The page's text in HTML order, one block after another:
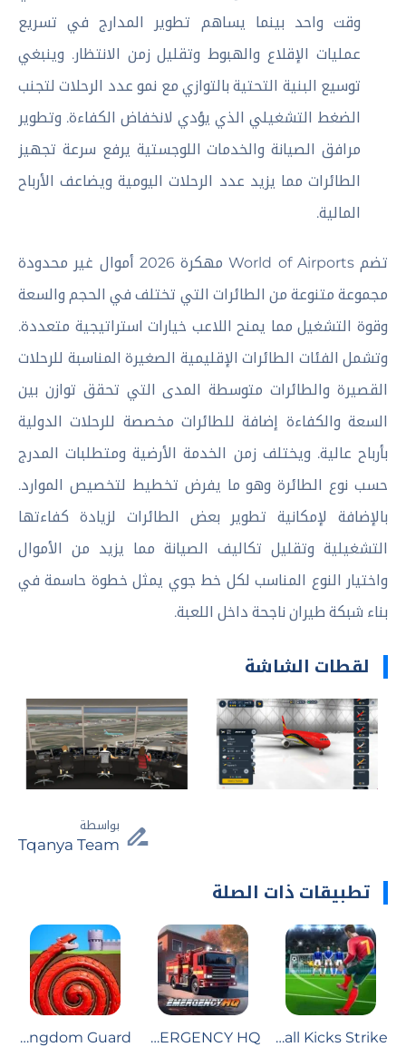
وقت واحد بينما يساهم تطوير المدارج في تسريع
عمليات الإقلاع والهبوط وتقليل زمن الانتظار. وينبغي
توسيع البنية التحتية بالتوازي مع نمو عدد الرحلات لتجنب
الضغط التشغيلي الذي يؤدي لانخفاض الكفاءة. وتطوير
مرافق الصيانة والخدمات اللوجستية يرفع سرعة تجهيز
الطائرات مما يزيد عدد الرحلات اليومية ويضاعف الأرباح
المالية.
تضم World of Airports مهكرة 2026 أموال غير محدودة
مجموعة متنوعة من الطائرات التي تختلف في الحجم والسعة
وقوة التشغيل مما يمنح اللاعب خيارات استراتيجية متعددة.
وتشمل الفئات الطائرات الإقليمية الصغيرة المناسبة للرحلات
القصيرة والطائرات متوسطة المدى التي تحقق توازن بين
السعة والكفاءة إضافة للطائرات مخصصة للرحلات الدولية
بأرباح عالية. ويختلف زمن الخدمة الأرضية ومتطلبات المدرج
حسب نوع الطائرة وهو ما يفرض تخطيط لتخصيص الموارد.
بالإضافة لإمكانية تطوير بعض الطائرات لزيادة كفاءتها
التشغيلية وتقليل تكاليف الصيانة مما يزيد من الأموال
واختيار النوع المناسب لكل خط جوي يمثل خطوة حاسمة في
بناء شبكة طيران ناجحة داخل اللعبة.
لقطات الشاشة
بواسطة
Tqanya Team
تطبيقات ذات الصلة
Football Kicks Strike
EMERGENCY HQ
Kingdom Guard